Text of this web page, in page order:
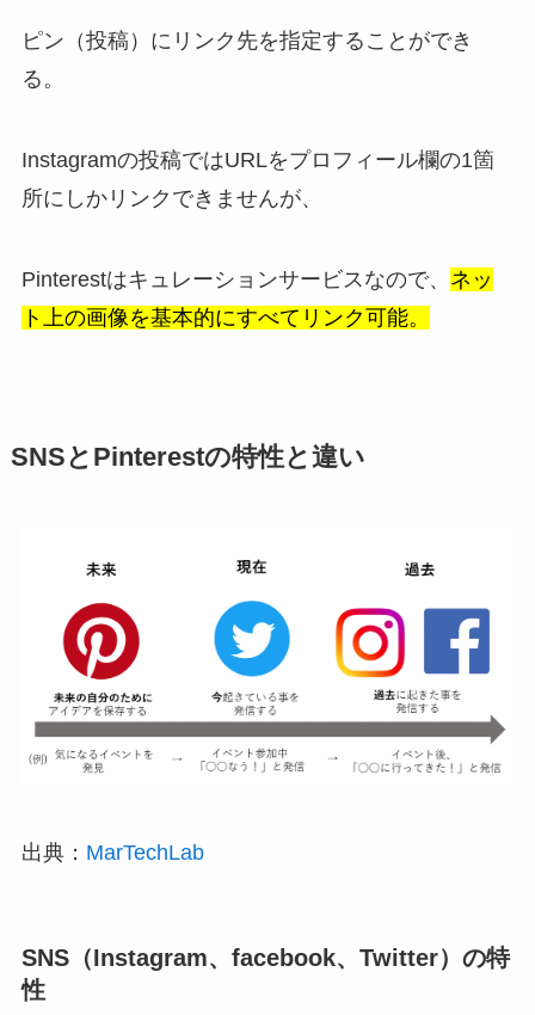
ピン（投稿）にリンク先を指定することができ
る。
Instagramの投稿ではURLをプロフィール欄の1箇
所にしかリンクできませんが、
Pinterestはキュレーションサービスなので、 ネッ
ト上の画像を基本的にすべてリンク可能。
SNSとPinterestの特性と違い
出典： MarTechLab
SNS（Instagram、facebook、Twitter）の特
性